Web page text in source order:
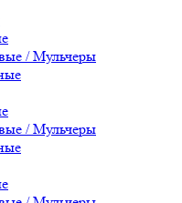
/ Мульчеры
/ Мульчеры